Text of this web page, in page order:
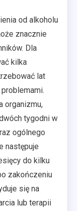
od alkoholu
znacznie
Dla
kilka
lat
organizmu,
tygodni w
ogólnego
następuje
do kilku
zakończeniu
się na
lub terapii